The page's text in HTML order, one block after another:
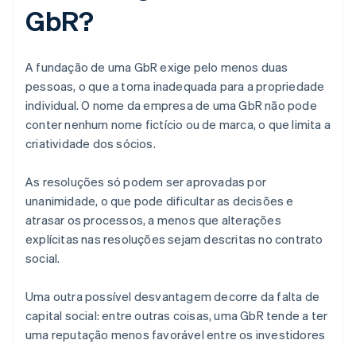
GbR?
A fundação de uma GbR exige pelo menos duas
pessoas, o que a torna inadequada para a propriedade
individual. O nome da empresa de uma GbR não pode
conter nenhum nome fictício ou de marca, o que limita a
criatividade dos sócios.
As resoluções só podem ser aprovadas por
unanimidade, o que pode dificultar as decisões e
atrasar os processos, a menos que alterações
explícitas nas resoluções sejam descritas no contrato
social.
Uma outra possível desvantagem decorre da falta de
capital social: entre outras coisas, uma GbR tende a ter
uma reputação menos favorável entre os investidores